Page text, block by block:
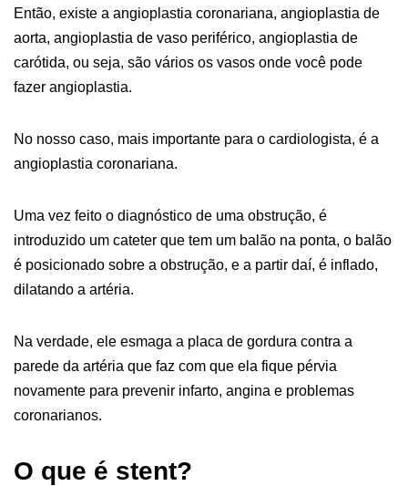
Então, existe a angioplastia coronariana, angioplastia de
aorta, angioplastia de vaso periférico, angioplastia de
carótida, ou seja, são vários os vasos onde você pode
fazer angioplastia.
No nosso caso, mais importante para o cardiologista, é a
angioplastia coronariana.
Uma vez feito o diagnóstico de uma obstrução, é
introduzido um cateter que tem um balão na ponta, o balão
é posicionado sobre a obstrução, e a partir daí, é inflado,
dilatando a artéria.
Na verdade, ele esmaga a placa de gordura contra a
parede da artéria que faz com que ela fique pérvia
novamente para prevenir infarto, angina e problemas
coronarianos.
O que é stent?